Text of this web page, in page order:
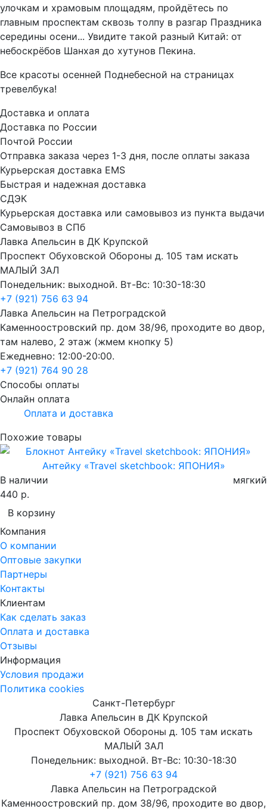
улочкам и храмовым площадям, пройдётесь по
главным проспектам сквозь толпу в разгар Праздника
середины осени... Увидите такой разный Китай: от
небоскрёбов Шанхая до хутунов Пекина.
Все красоты осенней Поднебесной на страницах
тревелбука!
Доставка и оплата
Доставка по России
Почтой России
Отправка заказа через 1-3 дня, после оплаты заказа
Курьерская доставка EMS
Быстрая и надежная доставка
СДЭК
Курьерская доставка или самовывоз из пункта выдачи
Самовывоз в СПб
Лавка Апельсин в ДК Крупской
Проспект Обуховской Обороны д. 105 там искать
МАЛЫЙ ЗАЛ
Понедельник: выходной. Вт-Вс: 10:30-18:30
+7 (921) 756 63 94
Лавка Апельсин на Петроградской
Каменноостровский пр. дом 38/96, проходите во двор,
там налево, 2 этаж (жмем кнопку 5)
Ежедневно: 12:00-20:00.
+7 (921) 764 90 28
Способы оплаты
Онлайн оплата
Оплата и доставка
Похожие товары
Антейку «Travel sketchbook: ЯПОНИЯ»
В наличии
мягкий
440 р.
В корзину
Компания
О компании
Оптовые закупки
Партнеры
Контакты
Клиентам
Как сделать заказ
Оплата и доставка
Отзывы
Информация
Условия продажи
Политика cookies
Санкт-Петербург
Лавка Апельсин в ДК Крупской
Проспект Обуховской Обороны д. 105 там искать
МАЛЫЙ ЗАЛ
Понедельник: выходной. Вт-Вс: 10:30-18:30
+7 (921) 756 63 94
Лавка Апельсин на Петроградской
Каменноостровский пр. дом 38/96, проходите во двор,